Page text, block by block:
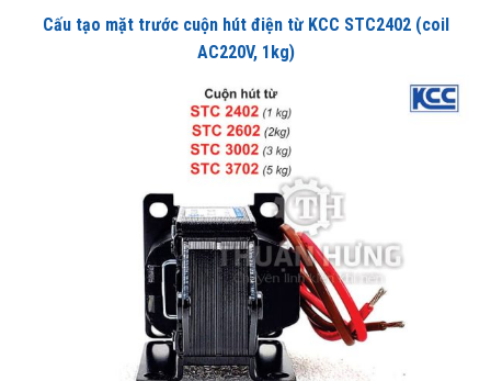
Cấu tạo mặt trước cuộn hút điện từ KCC STC2402 (coil
AC220V, 1kg)